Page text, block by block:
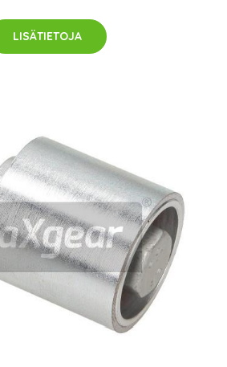
LISÄTIETOJA